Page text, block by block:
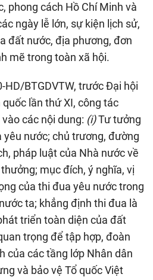
phong cách Hồ Chí Minh và
ngày lễ lớn, sự kiện lịch sử,
đất nước, địa phương, đơn
mẽ trong toàn xã hội.
HD/BTGDVTW, trước Đại hội
lần thứ XI, công tác
các nội dung: (i)Tư tưởng
yêu nước; chủ trương, đường
pháp luật của Nhà nước về
mục đích, ý nghĩa, vị
của thi đua yêu nước trong
ta; khẳng định thi đua là
triển toàn diện của đất
trọng để tập hợp, đoàn
của các tầng lớp Nhân dân
và bảo vệ Tổ quốc Việt